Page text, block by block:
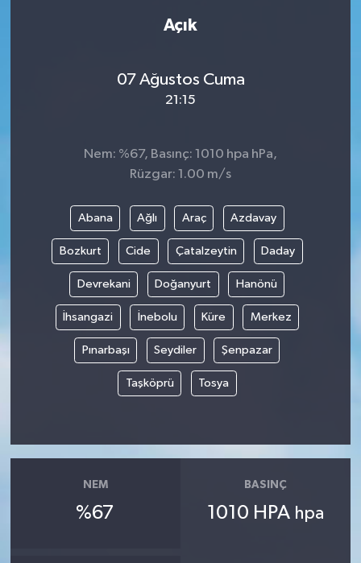
Açık
07 Ağustos Cuma
21:15
Nem: %67, Basınç: 1010 hpa hPa,
Rüzgar: 1.00 m/s
Abana Ağlı Araç Azdavay
Bozkurt Cide Çatalzeytin Daday
Devrekani Doğanyurt Hanönü
İhsangazi İnebolu Küre Merkez
Pınarbaşı Seydiler Şenpazar
Taşköprü Tosya
NEM
%67
BASINÇ
1010 HPA hpa